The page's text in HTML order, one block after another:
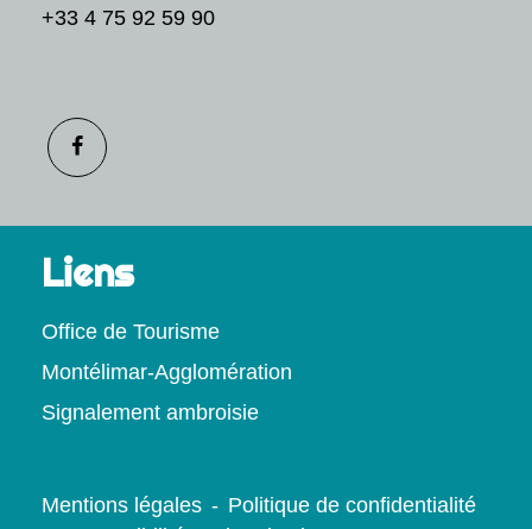
+33 4 75 92 59 90
Liens
Office de Tourisme
Montélimar-Agglomération
Signalement ambroisie
Mentions légales - Politique de confidentialité